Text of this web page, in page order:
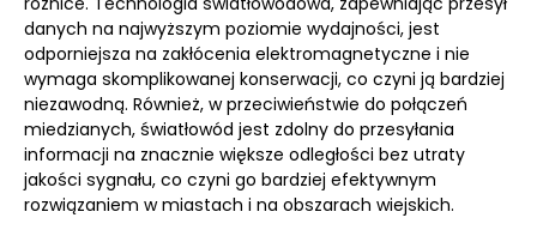
danych na najwyższym poziomie wydajności, jest
odporniejsza na zakłócenia elektromagnetyczne i nie
wymaga skomplikowanej konserwacji, co czyni ją bardziej
niezawodną. Również, w przeciwieństwie do połączeń
miedzianych, światłowód jest zdolny do przesyłania
informacji na znacznie większe odległości bez utraty
jakości sygnału, co czyni go bardziej efektywnym
rozwiązaniem w miastach i na obszarach wiejskich.